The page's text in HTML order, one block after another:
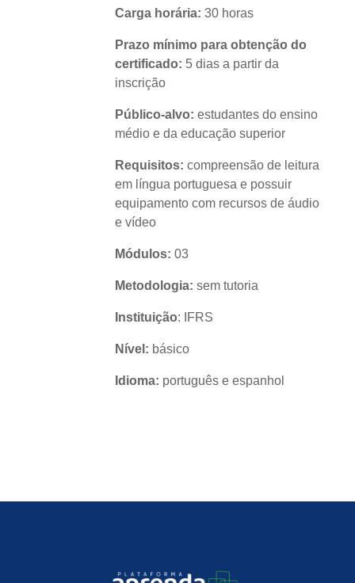
Carga horária: 30 horas
Prazo mínimo para obtenção do
certificado: 5 dias a partir da
inscrição
Público-alvo: estudantes do ensino
médio e da educação superior
Requisitos: compreensão de leitura
em língua portuguesa e possuir
equipamento com recursos de áudio
e vídeo
Módulos: 03
Metodologia: sem tutoria
Instituição: IFRS
Nível: básico
Idioma: português e espanhol